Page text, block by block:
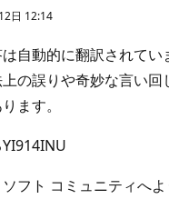
日 12:14
自動的に翻訳されてい
の誤りや奇妙な言い回
ます。
フト コミュニティへよ